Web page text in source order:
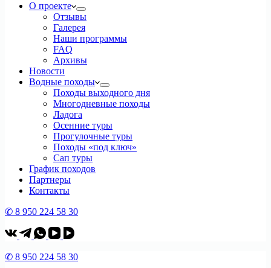
О проекте
Отзывы
Галерея
Наши программы
FAQ
Архивы
Новости
Водные походы
Походы выходного дня
Многодневные походы
Ладога
Осенние туры
Прогулочные туры
Походы «под ключ»
Сап туры
График походов
Партнеры
Контакты
✆ 8 950 224 58 30
✆ 8 950 224 58 30